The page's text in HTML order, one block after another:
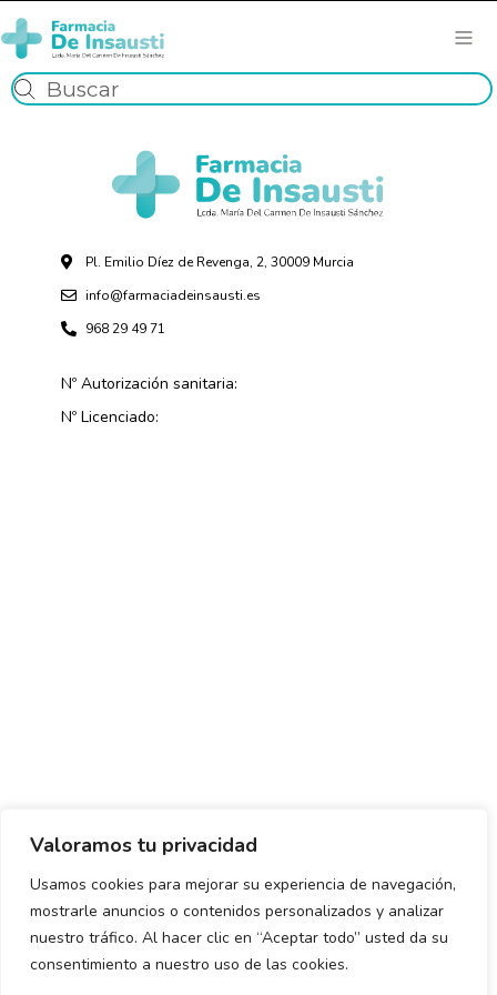
Valoramos tu privacidad
Usamos cookies para mejorar su experiencia de navegación,
mostrarle anuncios o contenidos personalizados y analizar
nuestro tráfico. Al hacer clic en “Aceptar todo” usted da su
consentimiento a nuestro uso de las cookies.
Pl. Emilio Díez de Revenga, 2, 30009 Murcia
info@farmaciadeinsausti.es
968 29 49 71
Nº Autorización sanitaria:
Nº Licenciado:
Política de envío y devoluciones Política de privacidad
Uso de cookies Aviso legal Términos y condiciones